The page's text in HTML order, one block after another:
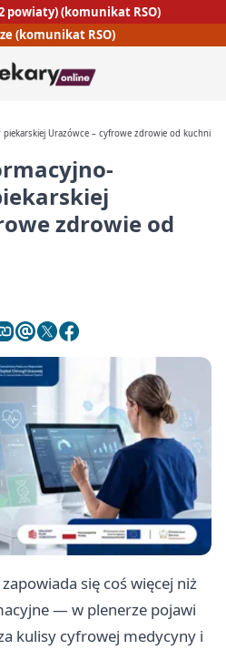
powiaty) (komunikat RSO)
(komunikat RSO)
Urazówce – cyfrowe zdrowie od kuchni
zdrowie od
się coś więcej niż
— w plenerze pojawi
kulisy cyfrowej medycyny i